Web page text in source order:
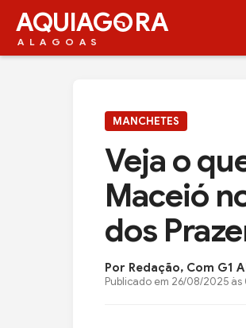
AQUIAG RA
ALAGOAS
MANCHETES
Veja o
Maceió
dos
Por Redação, Com G1
Publicado em 26/08/2025 às